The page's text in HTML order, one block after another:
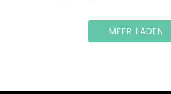
MEER LADEN